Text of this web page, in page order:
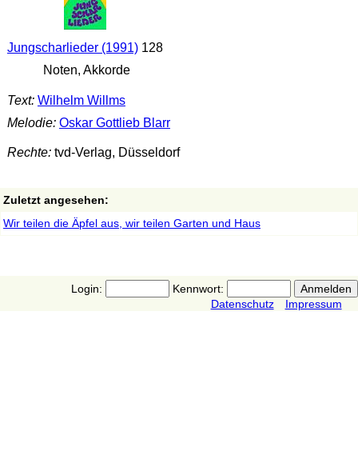
Jungscharlieder (1991)128
Noten, Akkorde
Text: Wilhelm Willms
Melodie: Oskar Gottlieb Blarr
Rechte:tvd-Verlag, Düsseldorf
Zuletzt angesehen:
Wir teilen die Äpfel aus, wir teilen Garten und Haus
Login:
Kennwort:
Datenschutz
Impressum